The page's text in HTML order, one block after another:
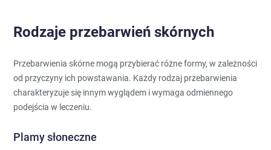
Rodzaje przebarwień skórnych
Przebarwienia skórne mogą przybierać różne formy, w zależności
od przyczyny ich powstawania. Każdy rodzaj przebarwienia
charakteryzuje się innym wyglądem i wymaga odmiennego
podejścia w leczeniu.
Plamy słoneczne